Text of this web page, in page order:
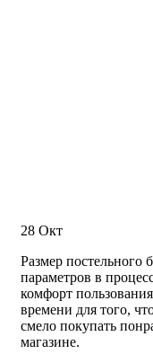
28 Окт
Размер постельного
параметров в
комфорт
времени для того,
смело покупать
магазине.